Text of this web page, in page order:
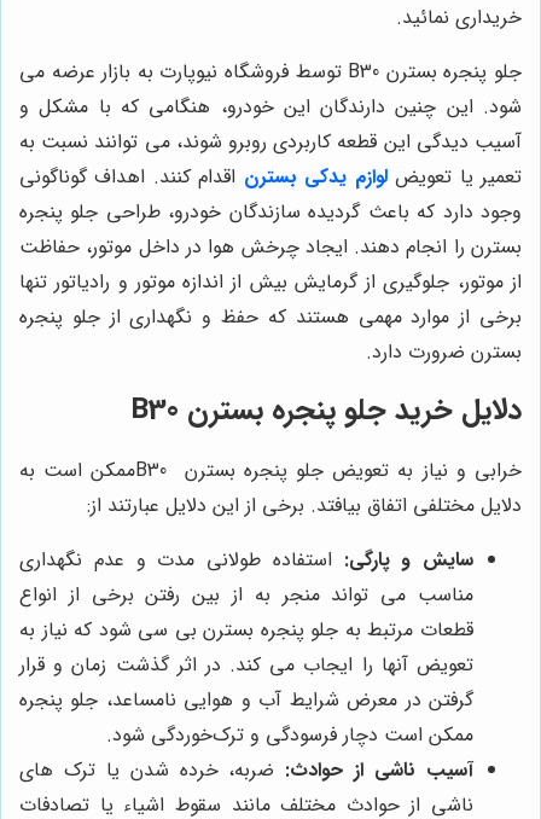
خریداری نمائید.
جلو پنجره بسترن B30
توسط فروشگاه نیوپارت به بازار عرضه می
شود. این چنین دارندگان این خودرو، هنگامی که با مشکل و
آسیب دیدگی این قطعه کاربردی روبرو شوند، می توانند نسبت به
تعمیر یا تعویضلوازم یدکی بسترن اقدام کنند. اهداف گوناگونی
وجود دارد که باعث گردیده سازندگان خودرو، طراحی جلو پنجره
بسترن را انجام دهند. ایجاد چرخش هوا در داخل موتور، حفاظت
از موتور، جلوگیری از گرمایش بیش از اندازه موتور و رادیاتور تنها
برخی از موارد مهمی هستند که حفظ و نگهداری از جلو پنجره
بسترن ضرورت دارد.
دلایل خرید جلو پنجره بسترن B30
خرابی و نیاز به تعویض جلو پنجره‌ بسترن B30ممکن است به
دلایل مختلفی اتفاق بیافتد. برخی از این دلایل عبارتند از:
سایش و پارگی: استفاده طولانی مدت و عدم نگهداری
مناسب می ‌تواند منجر به از بین رفتن برخی از انواع
قطعات مرتبط به جلو پنجره بسترن بی سی شود که نیاز به
تعویض آنها را ایجاب می ‌کند. در اثر گذشت زمان و قرار
گرفتن در معرض شرایط آب و هوایی نامساعد، جلو پنجره
ممکن است دچار فرسودگی و ترک‌خوردگی شود.
آسیب ناشی از حوادث: ضربه، خرده‌ شدن یا ترک‌ های
ناشی از حوادث مختلف مانند سقوط اشیاء یا تصادفات